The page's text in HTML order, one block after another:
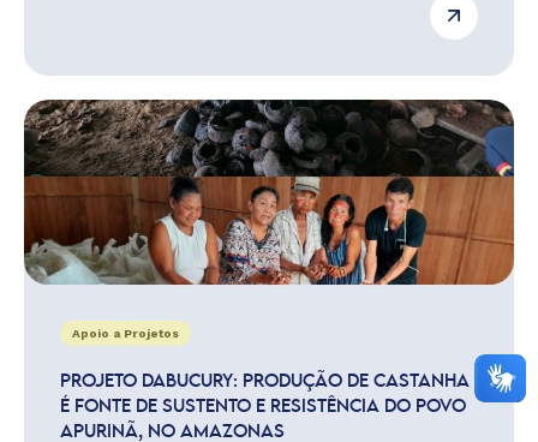
Apoio a Projetos
PROJETO DABUCURY: PRODUÇÃO DE CASTANHA
É FONTE DE SUSTENTO E RESISTÊNCIA DO POVO
APURINÃ, NO AMAZONAS